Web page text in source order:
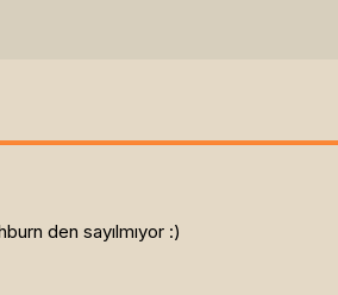
den sayılmıyor :)